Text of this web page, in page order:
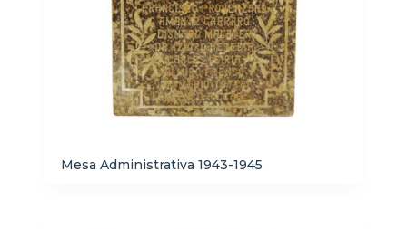
Mesa Administrativa 1943-1945